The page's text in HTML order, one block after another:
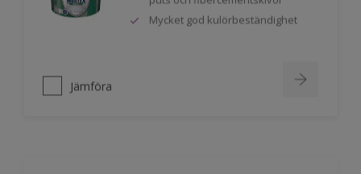
Mycket god kulörbeständighet
Jämföra